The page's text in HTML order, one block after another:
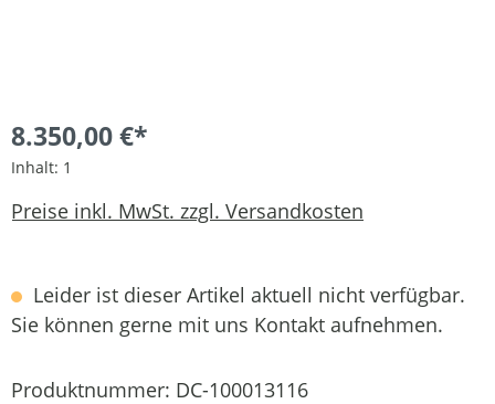
8.350,00 €*
Inhalt: 1
Preise inkl. MwSt. zzgl. Versandkosten
Leider ist dieser Artikel aktuell nicht verfügbar.
Sie können gerne mit uns Kontakt aufnehmen.
Produktnummer: DC-100013116